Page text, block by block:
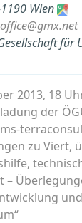
Wien
für
2013, 18
der
zu Viert,
–